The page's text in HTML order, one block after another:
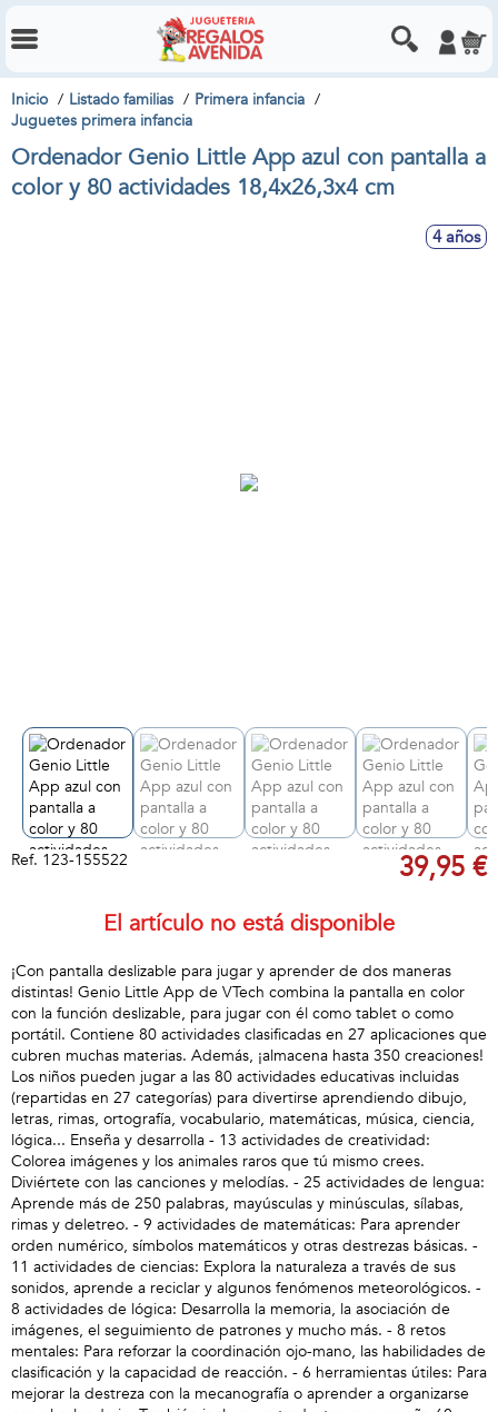
Inicio Listado familias
Primera infancia
Juguetes primera infancia
Ordenador Genio Little App azul con pantalla a
color y 80 actividades 18,4x26,3x4 cm
4 años
Ref. 123-155522 39,95 €
El artículo no está disponible
¡Con pantalla deslizable para jugar y aprender de dos maneras
distintas! Genio Little App de VTech combina la pantalla en color
con la función deslizable, para jugar con él como tablet o como
portátil. Contiene 80 actividades clasificadas en 27 aplicaciones que
cubren muchas materias. Además, ¡almacena hasta 350 creaciones!
Los niños pueden jugar a las 80 actividades educativas incluidas
(repartidas en 27 categorías) para divertirse aprendiendo dibujo,
letras, rimas, ortografía, vocabulario, matemáticas, música, ciencia,
lógica... Enseña y desarrolla - 13 actividades de creatividad:
Colorea imágenes y los animales raros que tú mismo crees.
Diviértete con las canciones y melodías. - 25 actividades de lengua:
Aprende más de 250 palabras, mayúsculas y minúsculas, sílabas,
rimas y deletreo. - 9 actividades de matemáticas: Para aprender
orden numérico, símbolos matemáticos y otras destrezas básicas. -
11 actividades de ciencias: Explora la naturaleza a través de sus
sonidos, aprende a reciclar y algunos fenómenos meteorológicos. -
8 actividades de lógica: Desarrolla la memoria, la asociación de
imágenes, el seguimiento de patrones y mucho más. - 8 retos
mentales: Para reforzar la coordinación ojo-mano, las habilidades de
clasificación y la capacidad de reacción. - 6 herramientas útiles: Para
mejorar la destreza con la mecanografía o aprender a organizarse